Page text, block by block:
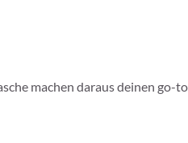
machen daraus deinen go-